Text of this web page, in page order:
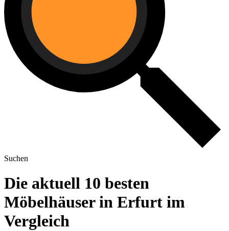
Suchen
Die aktuell 10 besten
Möbelhäuser in Erfurt im
Vergleich